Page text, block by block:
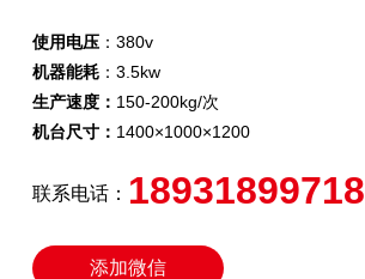
使用电压：380v
机器能耗：3.5kw
生产速度： 150-200kg/次
机台尺寸： 1400×1000×1200
联系电话： 18931899718
添加微信